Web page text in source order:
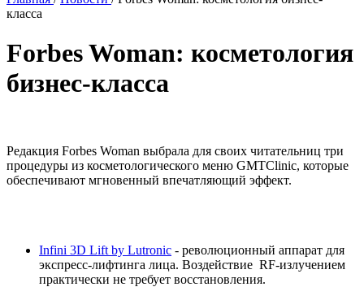
класса
Forbes Woman: косметология
бизнес-класса
Редакция Forbes Woman выбрала для своих читательниц три
процедуры из косметологического меню GMTClinic, которые
обеспечивают мгновенный впечатляющий эффект.
Infini 3D Lift by Lutronic - революционный аппарат для
экспресс-лифтинга лица. Воздействие RF-излучением
практически не требует восстановления.